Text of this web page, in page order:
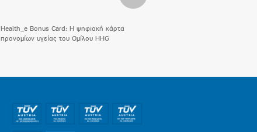
Health_e Bonus Card: H ψηφιακή κάρτα
προνομίων υγείας του Ομίλου HHG